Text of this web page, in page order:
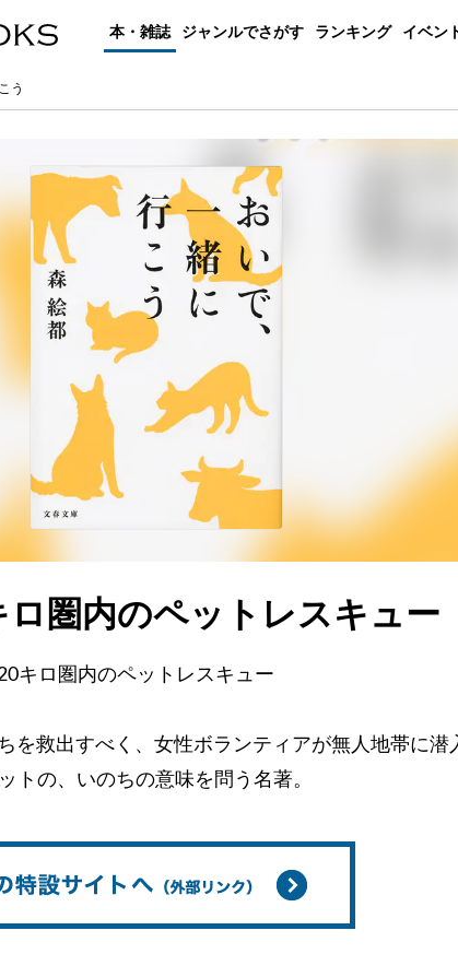
本・雑誌 ジャンルでさがす ランキング イベン
う
ロ圏内のペットレスキュー
キロ圏内のペットレスキュー
を救出すべく、女性ボランティアが無人地帯に潜
トの、いのちの意味を問う名著。